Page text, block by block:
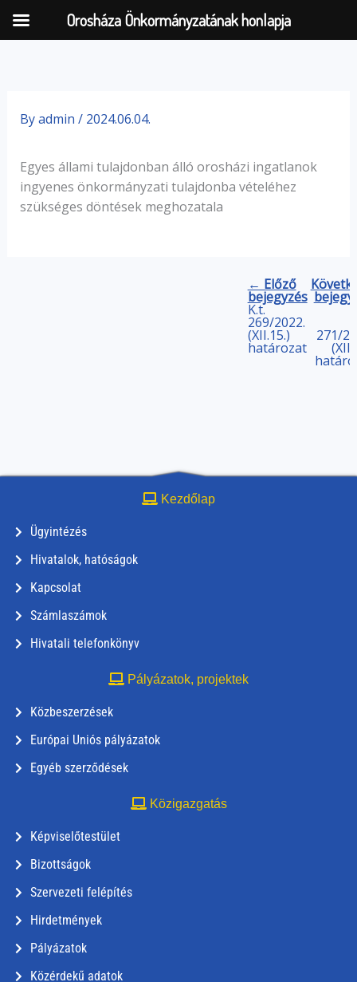
content
Byadmin / 2024.06.04.
Egyes állami tulajdonban álló orosházi ingatlanok
ingyenes önkormányzati tulajdonba vételéhez
szükséges döntések meghozatala
← Előző
bejegyzés
K.t.
269/2022.
(XII.15.)
határozat
271/
Kezdőlap
Ügyintézés
Hivatalok, hatóságok
Kapcsolat
Számlaszámok
Hivatali telefonkönyv
Pályázatok, projektek
Közbeszerzések
Európai Uniós pályázatok
Egyéb szerződések
Közigazgatás
Képviselőtestület
Bizottságok
Szervezeti felépítés
Hirdetmények
Pályázatok
Közérdekű adatok
Orosháza Önkormányzatának honlapja